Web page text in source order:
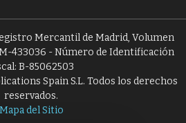
Mercantil de Madrid, Volumen
M-433036 - Número de Identificación
B-85062503
Spain S.L. Todos los derechos
reservados.
Mapa del Sitio